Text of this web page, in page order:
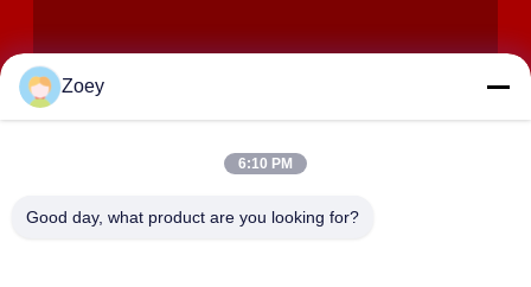
VERZENDEN
Zoey
6:10 PM
Good day, what product are you looking for?